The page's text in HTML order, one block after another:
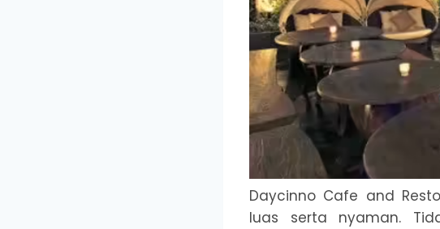
Daycinno Cafe and
luas serta nyaman.